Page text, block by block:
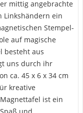
mittig angebrachte
Linkshändern ein
Stempel-
auf magische
besteht aus
uns durch ihr
ca. 45 x 6 x 34 cm
kreative
ist ein